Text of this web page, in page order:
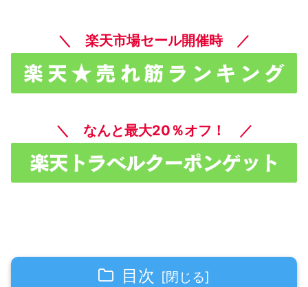
＼ 楽天市場セール開催時 ／
＼ なんと最大20％オフ！ ／
目次